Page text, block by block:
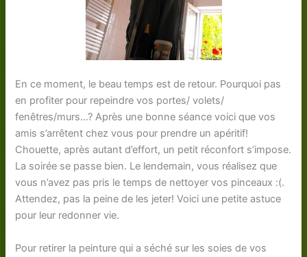
En ce moment, le beau temps est de retour. Pourquoi pas
en profiter pour repeindre vos portes/ volets/
fenêtres/murs…? Après une bonne séance voici que vos
amis s’arrêtent chez vous pour prendre un apéritif!
Chouette, après autant d’effort, un petit réconfort s’impose.
La soirée se passe bien. Le lendemain, vous réalisez que
vous n’avez pas pris le temps de nettoyer vos pinceaux :(.
Attendez, pas la peine de les jeter! Voici une petite astuce
pour leur redonner vie.
Pour retirer la peinture qui a séché sur les soies de vos